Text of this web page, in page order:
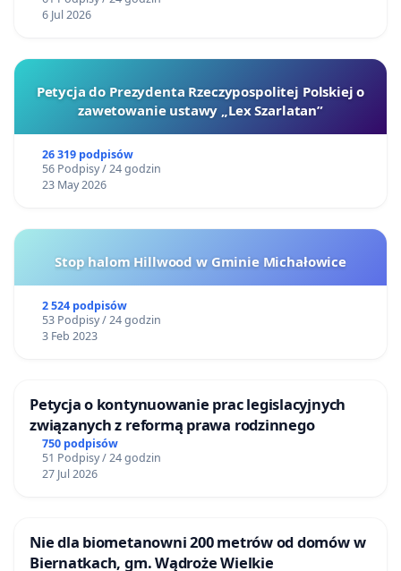
6 Jul 2026
Petycja do Prezydenta Rzeczypospolitej Polskiej o
zawetowanie ustawy „Lex Szarlatan”
26 319 podpisów
56 Podpisy / 24 godzin
23 May 2026
Stop halom Hillwood w Gminie Michałowice
2 524 podpisów
53 Podpisy / 24 godzin
3 Feb 2023
Petycja o kontynuowanie prac legislacyjnych
związanych z reformą prawa rodzinnego
750 podpisów
51 Podpisy / 24 godzin
27 Jul 2026
Nie dla biometanowni 200 metrów od domów w
Biernatkach, gm. Wądroże Wielkie